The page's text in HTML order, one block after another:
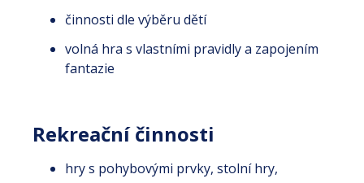
činnosti dle výběru dětí
volná hra s vlastními pravidly a zapojením
fantazie
Rekreační činnosti
hry s pohybovými prvky, stolní hry,